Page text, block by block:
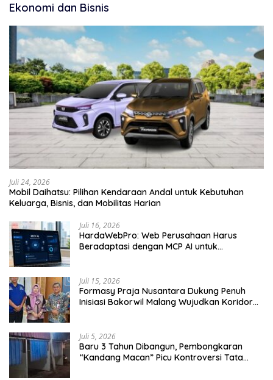
Ekonomi dan Bisnis
Juli 24, 2026
Mobil Daihatsu: Pilihan Kendaraan Andal untuk Kebutuhan
Keluarga, Bisnis, dan Mobilitas Harian
Juli 16, 2026
HardaWebPro: Web Perusahaan Harus
Beradaptasi dengan MCP AI untuk
Juli 15, 2026
Formasy Praja Nusantara Dukung Penuh
Inisiasi Bakorwil Malang Wujudkan Koridor
Juli 5, 2026
Baru 3 Tahun Dibangun, Pembongkaran
“Kandang Macan” Picu Kontroversi Tata